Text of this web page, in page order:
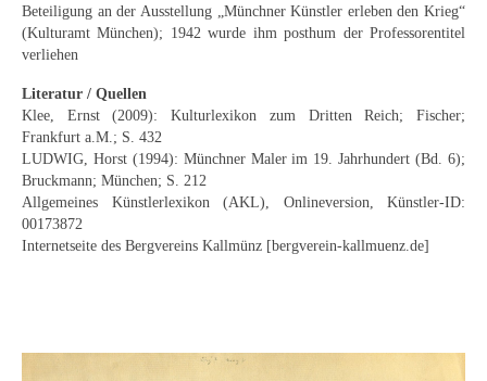
Themenflyer
Themenflyer: Buch und Schrift in der Kunst
Themenflyer: Sehnsucht Süden
Themenflyer: Walter Becker
Themenflyer: Richild Holt
Beteiligung an der Ausstellung „Münchner Künstler erleben den Krieg“
(Kulturamt München); 1942 wurde ihm posthum der Professorentitel
verliehen
Literatur / Quellen
Klee, Ernst (2009): Kulturlexikon zum Dritten Reich; Fischer;
Frankfurt a.M.; S. 432
LUDWIG, Horst (1994): Münchner Maler im 19. Jahrhundert (Bd. 6);
Bruckmann; München; S. 212
Allgemeines Künstlerlexikon (AKL), Onlineversion, Künstler-ID:
00173872
Internetseite des Bergvereins Kallmünz [bergverein-kallmuenz.de]